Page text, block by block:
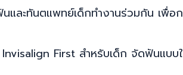
ละทันตแพทย์เด็กทำงานร่วมกัน เพื่อ
First สำหรับเด็ก จัดฟันแบ